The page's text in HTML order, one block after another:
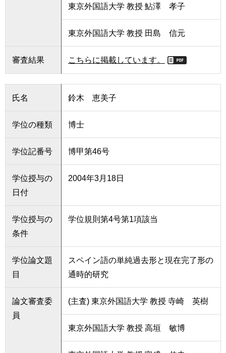
東京外国語大学 教授 鮎澤 孝子
東京外国語大学 教授 田島 信元
審査結果 こちらに掲載しています。
氏名 鈴木 恵美子
学位の種類 博士
学位記番号 博甲第46号
学位授与の
日付
2004年3月18日
学位授与の
条件
学位規則第4号第1項該当
学位論文題
目
スペイン語の単純過去形と現在完了形の
通時的研究
論文審査委
員
(主査) 東京外国語大学 教授 寺崎 英樹
東京外国語大学 教授 高垣 敏博